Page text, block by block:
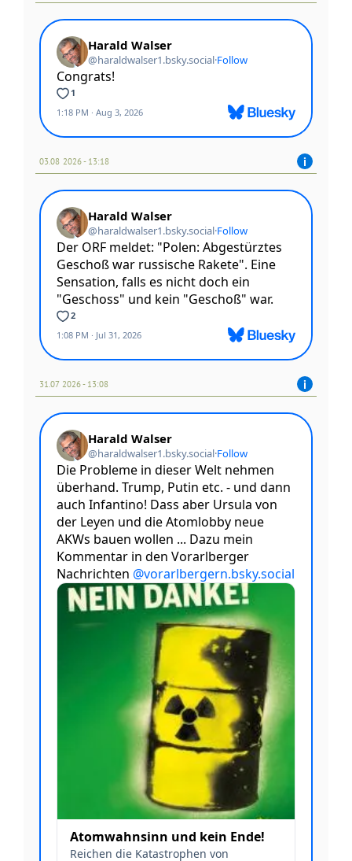
03.08 2026 - 13:18
31.07 2026 - 13:08